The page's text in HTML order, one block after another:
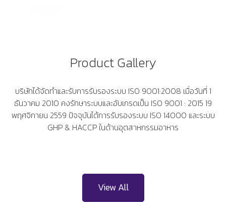
Product Gallery
บริษัทได้จัดทำและรับการรับรองระบบ ISO 9001:2008 เมื่อวันที่ 1
ธันวาคม 2010 คงรักษาระบบและอับเกรดเป็น ISO 9001 : 2015 19
พฤศจิกายน 2559 ปัจจุบันได้การรับรองระบบ ISO 14000 และระบบ
GHP & HACCP ในด้านอุตสาหกรรมอาหาร
View All